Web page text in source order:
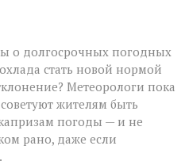
о долгосрочных погодных
стать новой нормой
Метеорологи пока
жителям быть
погоды — и не
рано, даже если